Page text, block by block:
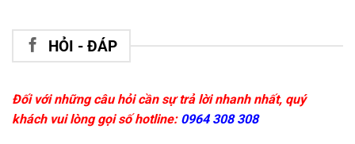
HỎI - ĐÁP
Đối với những câu hỏi cần sự trả lời nhanh nhất, quý
khách vui lòng gọi số hotline: 0964 308 308